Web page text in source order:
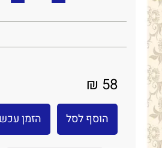
58 ₪
הוסף לסל הזמן